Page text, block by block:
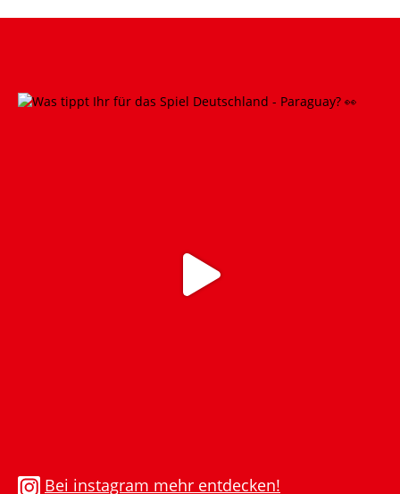
Bei instagram mehr entdecken!